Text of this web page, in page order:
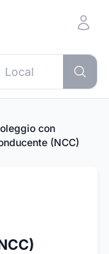
con
(NCC)